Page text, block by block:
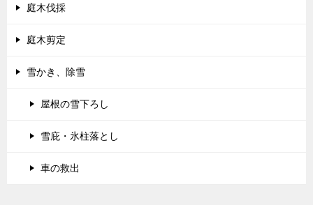
庭木伐採
庭木剪定
雪かき、除雪
屋根の雪下ろし
雪庇・氷柱落とし
車の救出